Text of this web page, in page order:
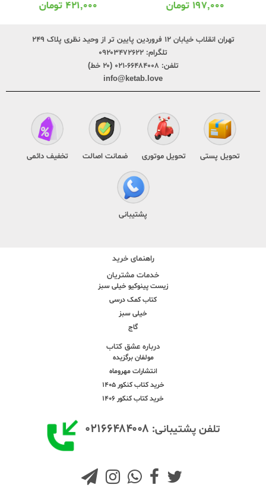
۱۹۷,۰۰۰تومان ۴۲۱,۰۰۰تومان
تهران انقلاب خیابان ۱۲ فروردین پایین تر از وحید نظری پلاک ۲۴۹
تلگرام: ۰۹۲۰۳۴۷۲۶۲۲
تلفن: ۶۶۴۸۴۰۰۸-۰۲۱ (۲۰ خط)
info@ketab.love
تحویل پستی تحویل موتوری ضمانت اصالت تخفیف دائمی
پشتیبانی
راهنمای خرید
خدمات مشتریان
زیست پینوکیو خیلی سبز
کتاب کمک درسی
خیلی سبز
گاج
درباره عشق کتاب
مولفان برگزیده
انتشارات مهروماه
خرید کتاب کنکور 1405
خرید کتاب کنکور 1406
تلفن پشتیبانی: ۰۲۱۶۶۴۸۴۰۰۸